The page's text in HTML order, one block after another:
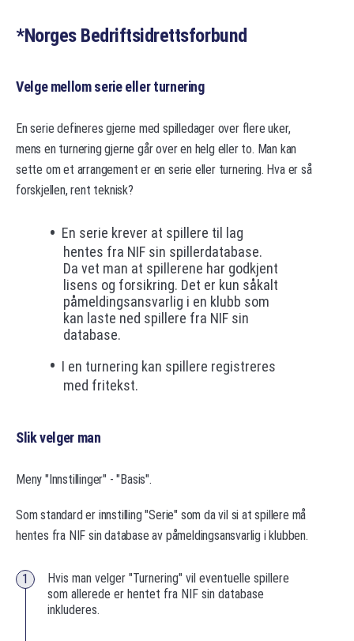
*Norges Bedriftsidrettsforbund
Velge mellom serie eller turnering
En serie defineres gjerne med spilledager over flere uker,
mens en turnering gjerne går over en helg eller to. Man kan
sette om et arrangement er en serie eller turnering. Hva er så
forskjellen, rent teknisk?
En serie krever at spillere til lag
hentes fra NIF sin spillerdatabase.
Da vet man at spillerene har godkjent
lisens og forsikring. Det er kun såkalt
påmeldingsansvarlig i en klubb som
kan laste ned spillere fra NIF sin
database.
I en turnering kan spillere registreres
med fritekst.
Slik velger man
Meny "Innstillinger" - "Basis".
Som standard er innstilling "Serie" som da vil si at spillere må
hentes fra NIF sin database av påmeldingsansvarlig i klubben.
Hvis man velger "Turnering" vil eventuelle spillere
som allerede er hentet fra NIF sin database
inkluderes.